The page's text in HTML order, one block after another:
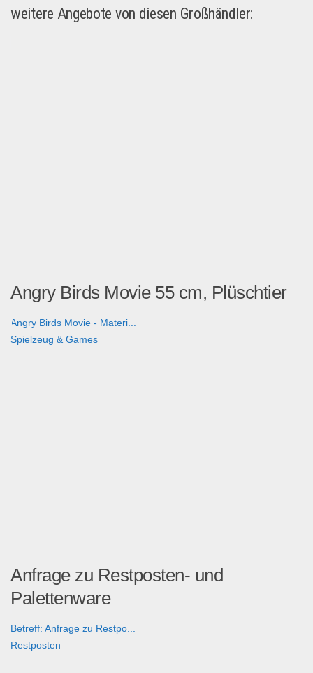
weitere Angebote von diesen Großhändler:
Angry Birds Movie 55 cm, Plüschtier
Angry Birds Movie - Materi...
Spielzeug & Games
Anfrage zu Restposten- und
Palettenware
Betreff: Anfrage zu Restpo...
Restposten